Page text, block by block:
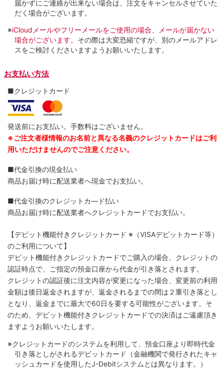
届かずにご連絡が出来ない場合は、注文をキャンセルさせていた
だく場合がございます。
※iCloudメールやフリーメールをご使用の場合、メールが届かない
場合がございます。 その際は大変恐縮ですが、別のメールアドレ
スをご検討くださいますようお願いいたします。
お支払い方法
■クレジットカード
発送前にお支払い。手数料はございません。
※ご注文者様情報のお名前と異なる名義のクレジットカードはご利
用いただけませんのでご注意ください。
■代金引換の現金払い
商品お届け時に配送業者へ現金でお支払い。
■代金引換のクレジットカ―ド払い
商品お届け時に配送業者へクレジットカードでお支払い。
【デビット機能付きクレジットカード ※（VISAデビットカード等）
のご利用について】
デビット機能付きクレジットカードでご購入の場合、クレジットの
認証時点で、ご指定の預金口座から代金が引き落とされます。
クレジットの認証後に注文内容が変更になった場合、変更前の利用
金額は後日返金されますが、返金されるまでの間は２重引き落とし
となり、返金までに最大で60日を要する可能性がございます。そ
のため、デビット機能付きクレジットカードでの決済はご遠慮頂き
ますようお願いいたします。
※クレジットカードのシステムを利用して、預金口座より即時代金
引き落としがされるデビットカード（金融機関で発行されたキャ
ッシュカードを使用したJ-Debitシステムとは異なります。）